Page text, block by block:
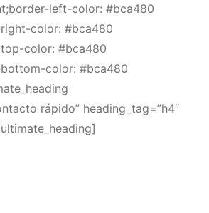
left-color: #bca480
color: #bca480
color: #bca480
color: #bca480
rápido” heading_tag=”h4″